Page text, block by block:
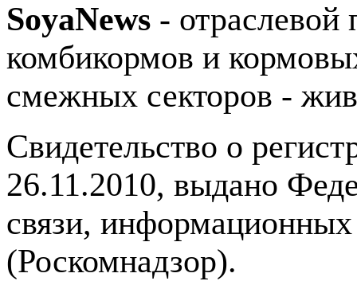
SoyaNews - отраслевой
комбикормов и
смежных секторов -
Свидетельство о
26.11.2010, выдано
связи,
(Роскомнадзор).